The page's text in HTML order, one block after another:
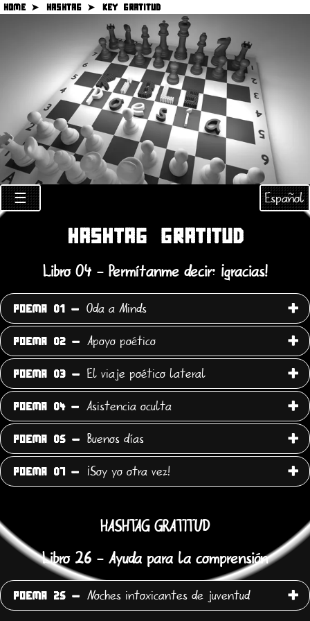
HOME ➤ HASHTAG ➤ KEY GRATITUD
☰ Español
HASHTAG GRATITUD
Libro 04 - Permítanme decir: ¡gracias!
POEMA 01 - Oda a Minds
POEMA 02 - Apoyo poético
POEMA 03 - El viaje poético lateral
POEMA 04 - Asistencia oculta
POEMA 05 - Buenos días
POEMA 07 - ¡Soy yo otra vez!
HASHTAG GRATITUD
Libro 26 - Ayuda para la comprensión
POEMA 25 - Noches intoxicantes de juventud